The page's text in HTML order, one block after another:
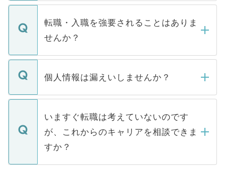
ます。通常、5営業日以内にはご連絡をせて
いただきますので、しばらくお待ちくださ
マイナビDOCTORで取り扱っている求人の
うち約3割は、Webサイトからご覧いただ
けない「非公開求人」です。非公開求人は
下記の理由によって、一般には公開してい
ません。
■応募殺到を避けるため 人気のある医療機
関を公にしてしまうと、応募が殺到する場
に、医療機関が求める条件に合った人材の
みを人材紹介会社に依頼するケースが増え
ています。
転職・入職を強要されることはありま
せんか？
転職・入職を強要することは一切ありませ
ん。また、仮に応募先から内定をいただい
定を承諾する必要はありません。内定先へ
の辞退の連絡はキャリアパートナーが行い
個人情報は漏えいしませんか？
個人情報が漏えいすることはありませんの
で、ご安心ください。当サイトからの登録
などで収集したご登録者様の個人情報は、
ご本人のキャリアアップおよび転職活動の
支援を目的に使用いたします。お預かりし
ているすべての個人データはご本人の許可
いますぐ転職は考えていないのです
が、これからのキャリアを相談できま
すか？